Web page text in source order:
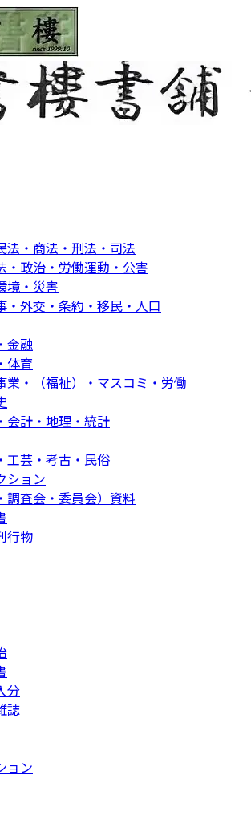
法・商法・刑法・司法
・政治・労働運動・公害
境・災害
・外交・条約・移民・人口
金融
体育
業・（福祉）・マスコミ・労働
会計・地理・統計
工芸・考古・民俗
ション
調査会・委員会）資料
行物
分
誌
ョン